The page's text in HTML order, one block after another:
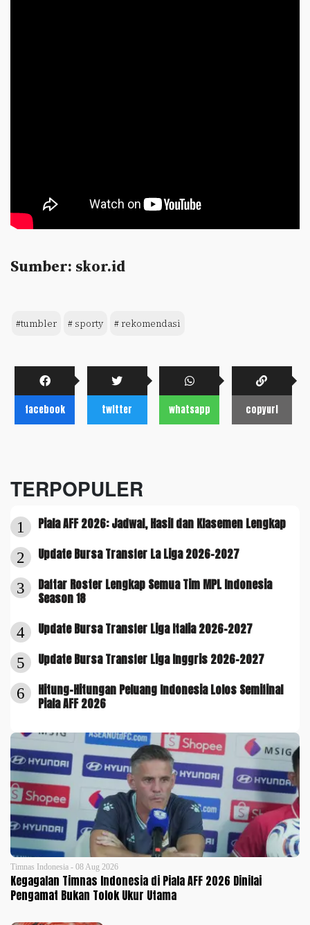
Sumber: skor.id
#tumbler # sporty # rekomendasi
facebook twitter whatsapp copyurl
TERPOPULER
1 Piala AFF 2026: Jadwal, Hasil dan Klasemen Lengkap
2 Update Bursa Transfer La Liga 2026-2027
3
Daftar Roster Lengkap Semua Tim MPL Indonesia
Season 18
4 Update Bursa Transfer Liga Italia 2026-2027
5 Update Bursa Transfer Liga Inggris 2026-2027
6
Hitung-Hitungan Peluang Indonesia Lolos Semifinal
Piala AFF 2026
Timnas Indonesia - 08 Aug 2026
Kegagalan Timnas Indonesia di Piala AFF 2026 Dinilai
Pengamat Bukan Tolok Ukur Utama